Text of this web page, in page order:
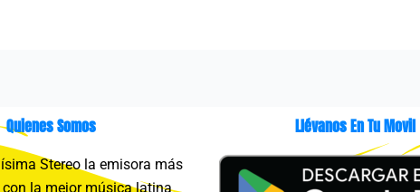
Quienes Somos
Stereo la emisora más
la mejor música latina
Llévanos En Tu Movil